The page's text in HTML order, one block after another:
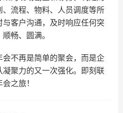
流程、物料、人员调度等所
客户沟通，及时响应任何突
畅、圆满。
不再是简单的聚会，而是企
聚力的又一次强化。即刻联
之旅！